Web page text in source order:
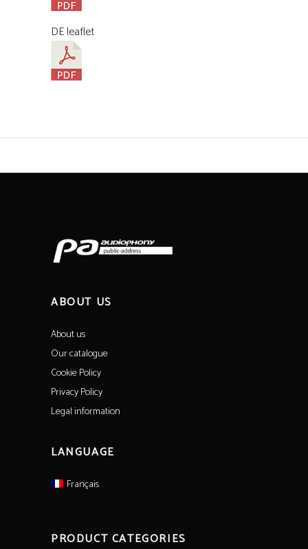
DE leaflet
ABOUT US
About us
Our catalogue
Cookie Policy
Privacy Policy
Legal information
LANGUAGE
Français
PRODUCT CATEGORIES